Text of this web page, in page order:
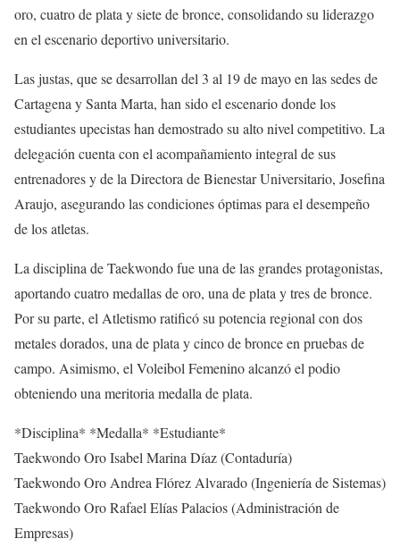
oro, cuatro de plata y siete de bronce, consolidando su liderazgo
en el escenario deportivo universitario.
Las justas, que se desarrollan del 3 al 19 de mayo en las sedes de
Cartagena y Santa Marta, han sido el escenario donde los
estudiantes upecistas han demostrado su alto nivel competitivo. La
delegación cuenta con el acompañamiento integral de sus
entrenadores y de la Directora de Bienestar Universitario, Josefina
Araujo, asegurando las condiciones óptimas para el desempeño
de los atletas.
La disciplina de Taekwondo fue una de las grandes protagonistas,
aportando cuatro medallas de oro, una de plata y tres de bronce.
Por su parte, el Atletismo ratificó su potencia regional con dos
metales dorados, una de plata y cinco de bronce en pruebas de
campo. Asimismo, el Voleibol Femenino alcanzó el podio
obteniendo una meritoria medalla de plata.
*Disciplina* *Medalla* *Estudiante*
Taekwondo Oro Isabel Marina Díaz (Contaduría)
Taekwondo Oro Andrea Flórez Alvarado (Ingeniería de Sistemas)
Taekwondo Oro Rafael Elías Palacios (Administración de
Empresas)